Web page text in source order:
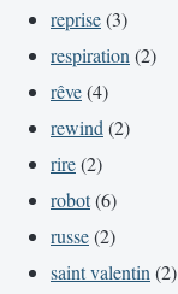
reprise(3)
respiration (2)
rêve(4)
rewind (2)
rire(2)
robot(6)
russe(2)
saint valentin (2)